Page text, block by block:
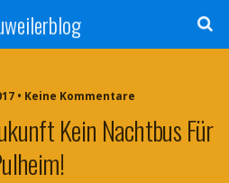
• Keine Kommentare
Kein Nachtbus Für